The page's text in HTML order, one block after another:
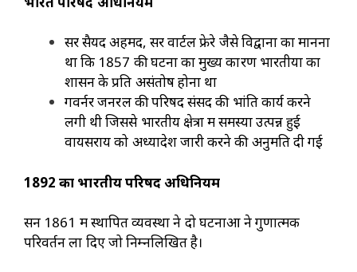
सर सैयद अहमद, सर वार्टल फ्रेरे जैसे विद्वानों का मानना
था कि 1857 की घटना का मुख्य कारण भारतीयों का
शासन के प्रति असंतोष होना था
गवर्नर जनरल की परिषद संसद की भांति कार्य करने
लगी थी जिससे भारतीय क्षेत्रों में समस्या उत्पन्न हुई
वायसराय को अध्यादेश जारी करने की अनुमति दी गई
1892का भारतीय परिषद अधिनियम
सन 1861 में स्थापित व्यवस्था ने दो घटनाओं ने गुणात्मक
परिवर्तन ला दिए जो निम्नलिखित है।